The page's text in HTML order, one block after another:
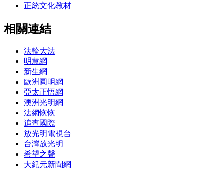
正統文化教材
相關連結
法輪大法
明慧網
新生網
歐洲圓明網
亞太正悟網
澳洲光明網
法網恢恢
追查國際
放光明電視台
台灣放光明
希望之聲
大紀元新聞網